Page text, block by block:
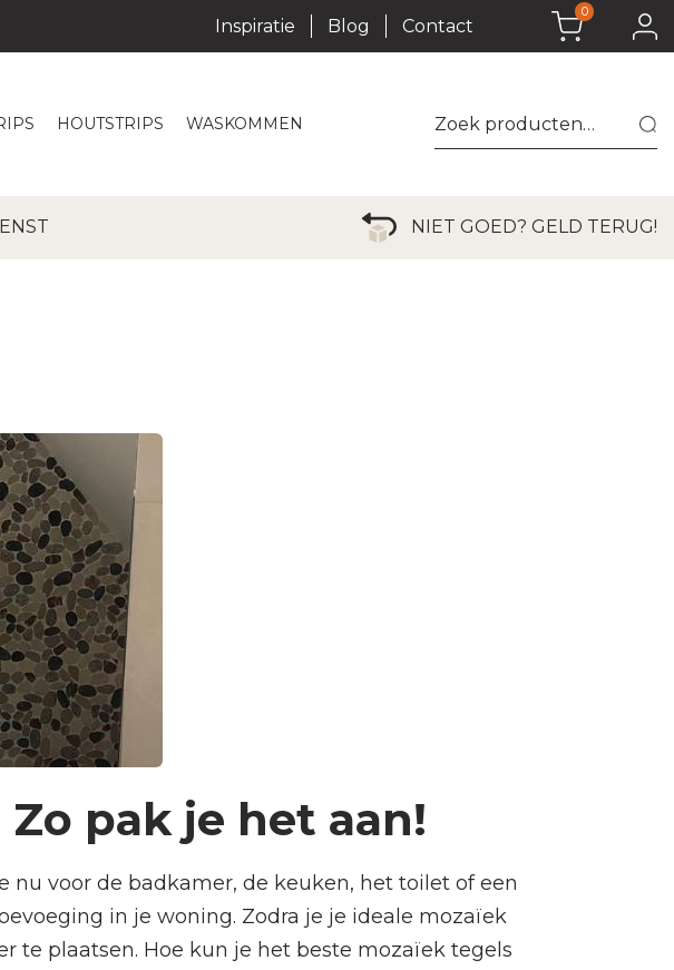
Inspiratie Blog Contact
0
HOUTSTRIPS WASKOMMEN
Zoeken
naar:
NIET GOED? GELD TERUG!
PLAATSEN?
pak je het aan!
voor de badkamer, de keuken, het toilet of een
in je woning. Zodra je je ideale mozaïek
te plaatsen. Hoe kun je het beste mozaïek tegels